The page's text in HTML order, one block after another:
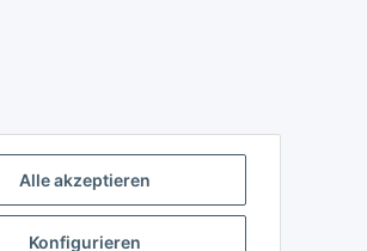
Alle akzeptieren
Konfigurieren